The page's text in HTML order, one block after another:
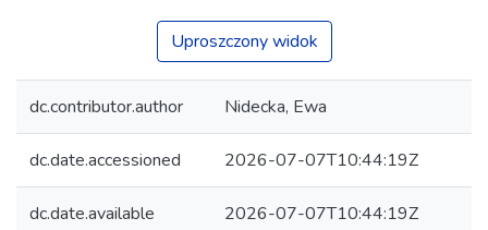
Uproszczony widok
dc.contributor.author Nidecka, Ewa
dc.date.accessioned 2026-07-07T10:44:19Z
dc.date.available 2026-07-07T10:44:19Z